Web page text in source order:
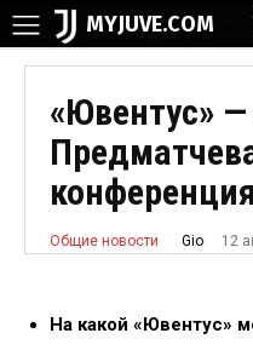
MYJUVE.COM
«Ювентус»
Общие новости Gio 12
На какой «Ювентус»